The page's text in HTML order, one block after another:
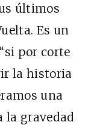
últimos
Es un
por corte
la historia
una
la gravedad